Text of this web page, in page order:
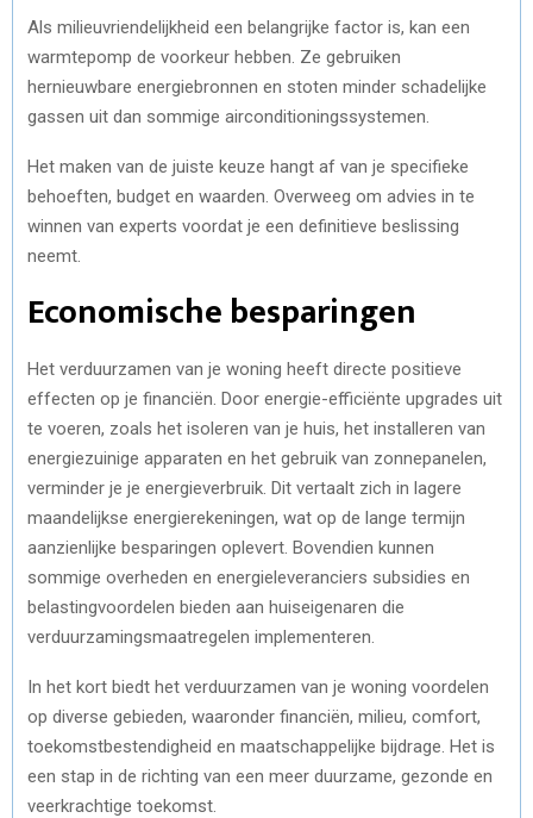
Als milieuvriendelijkheid een belangrijke factor is, kan een
warmtepomp de voorkeur hebben. Ze gebruiken
hernieuwbare energiebronnen en stoten minder schadelijke
gassen uit dan sommige airconditioningssystemen.
Het maken van de juiste keuze hangt af van je specifieke
behoeften, budget en waarden. Overweeg om advies in te
winnen van experts voordat je een definitieve beslissing
neemt.
Economische besparingen
Het verduurzamen van je woning heeft directe positieve
effecten op je financiën. Door energie-efficiënte upgrades uit
te voeren, zoals het isoleren van je huis, het installeren van
energiezuinige apparaten en het gebruik van zonnepanelen,
verminder je je energieverbruik. Dit vertaalt zich in lagere
maandelijkse energierekeningen, wat op de lange termijn
aanzienlijke besparingen oplevert. Bovendien kunnen
sommige overheden en energieleveranciers subsidies en
belastingvoordelen bieden aan huiseigenaren die
verduurzamingsmaatregelen implementeren.
In het kort biedt het verduurzamen van je woning voordelen
op diverse gebieden, waaronder financiën, milieu, comfort,
toekomstbestendigheid en maatschappelijke bijdrage. Het is
een stap in de richting van een meer duurzame, gezonde en
veerkrachtige toekomst.